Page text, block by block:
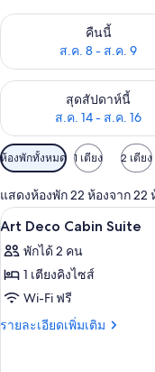
คืนนี้
ส.ค. 8 - ส.ค. 9
ตรวจสอบจำนวนห้องพัก
สุดสัปดาห์นี้
ส.ค. 14 - ส.ค. 16
ตรวจสอบจำนวนห้องพักว่
ตัว
กรอง
ที่
มี
ให้
สำหรับ
ห้อง
ห้องพักทั้งหมด 1 เตียง 2 เตียง
แสดงห้องพัก 22 ห้องจาก 22
เปิด
ภาพถ่าย
ทั้งหมด
ของ
Art
8
Art Deco Cabin Suite
พักได้ 2 คน
1 เตียงคิงไซส์
Wi-Fi ฟรี
รายละเอียดเพิ่มเติม
ราย